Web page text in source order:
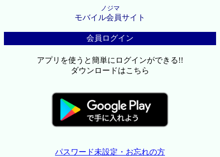
ノジマ
モバイル会員サイト
会員ログイン
アプリを使うと簡単にログインができる!!
ダウンロードはこちら
パスワード未設定・お忘れの方